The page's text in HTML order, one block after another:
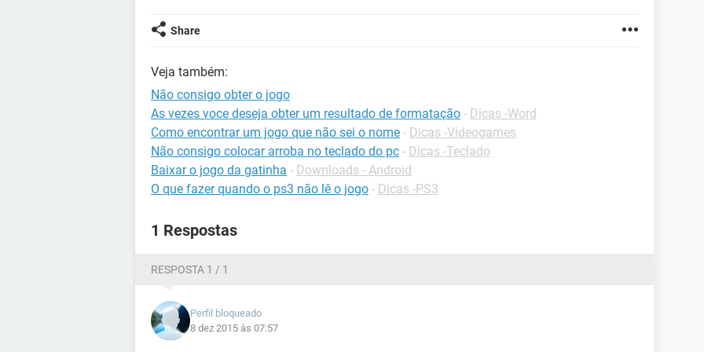
Share
Veja também:
Não consigo obter o jogo
As vezes voce deseja obter um resultado de formatação - Dicas -Word
Como encontrar um jogo que não sei o nome - Dicas -Videogames
Não consigo colocar arroba no teclado do pc - Dicas -Teclado
Baixar o jogo da gatinha - Downloads - Android
O que fazer quando o ps3 não lê o jogo - Dicas -PS3
1 Respostas
RESPOSTA 1 / 1
Perfil bloqueado
8 dez 2015 às 07:57